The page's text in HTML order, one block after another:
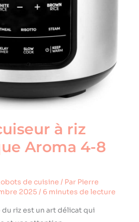
à riz
Aroma 4-8
de cuisine / Par Pierre
2025 / 6 minutes de lecture
riz est un art délicat qui